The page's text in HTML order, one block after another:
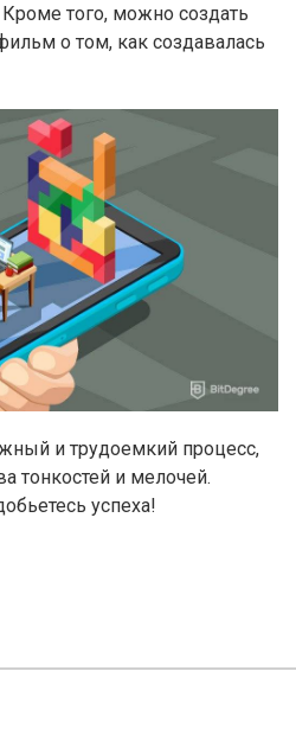
того, можно создать
о том, как создавалась
и трудоемкий процесс,
тонкостей и мелочей.
успеха!